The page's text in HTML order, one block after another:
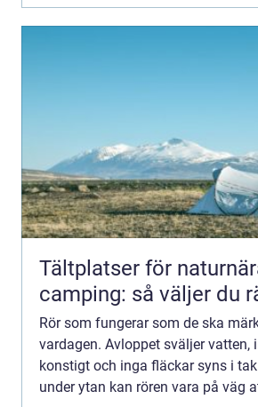
Tältplatser för
camping: så väljer du
Rör som fungerar som de ska
vardagen. Avloppet sväljer vatten,
konstigt och inga fläckar syns i
under ytan kan rören vara på väg